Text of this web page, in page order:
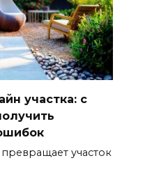
участка: с
участок